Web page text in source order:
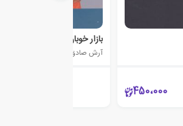
450،000
بازار خوبان
آرش صادق بیگی